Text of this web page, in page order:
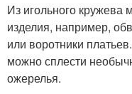
Из игольного кружева
изделия, например,
или воротники
можно сплести
ожерелья.